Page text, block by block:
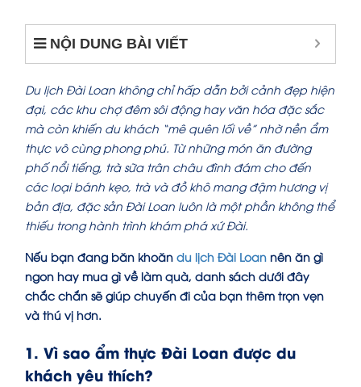
NỘI DUNG BÀI VIẾT
Du lịch Đài Loan không chỉ hấp dẫn bởi cảnh đẹp hiện
đại, các khu chợ đêm sôi động hay văn hóa đặc sắc
mà còn khiến du khách “mê quên lối về” nhờ nền ẩm
thực vô cùng phong phú. Từ những món ăn đường
phố nổi tiếng, trà sữa trân châu đình đám cho đến
các loại bánh kẹo, trà và đồ khô mang đậm hương vị
bản địa, đặc sản Đài Loan luôn là một phần không thể
thiếu trong hành trình khám phá xứ Đài.
Nếu bạn đang băn khoăn du lịch Đài Loan nên ăn gì
ngon hay mua gì về làm quà, danh sách dưới đây
chắc chắn sẽ giúp chuyến đi của bạn thêm trọn vẹn
và thú vị hơn.
1. Vì sao ẩm thực Đài Loan được du
khách yêu thích?